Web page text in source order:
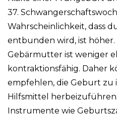
37.
Wahrscheinlichkeit, dass
entbunden wird, ist
Gebärmutter ist weniger
kontraktionsfähig. Daher
empfehlen, die Geburt
Hilfsmittel
Instrumente wie